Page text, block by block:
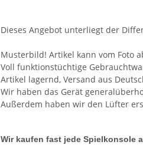
Dieses Angebot unterliegt der
Musterbild! Artikel kann vom Foto
Voll funktionstüchtige
Artikel lagernd, Versand aus
Wir haben das Gerät
Außerdem haben wir den Lüfter
Wir kaufen fast jede Spielkonsole